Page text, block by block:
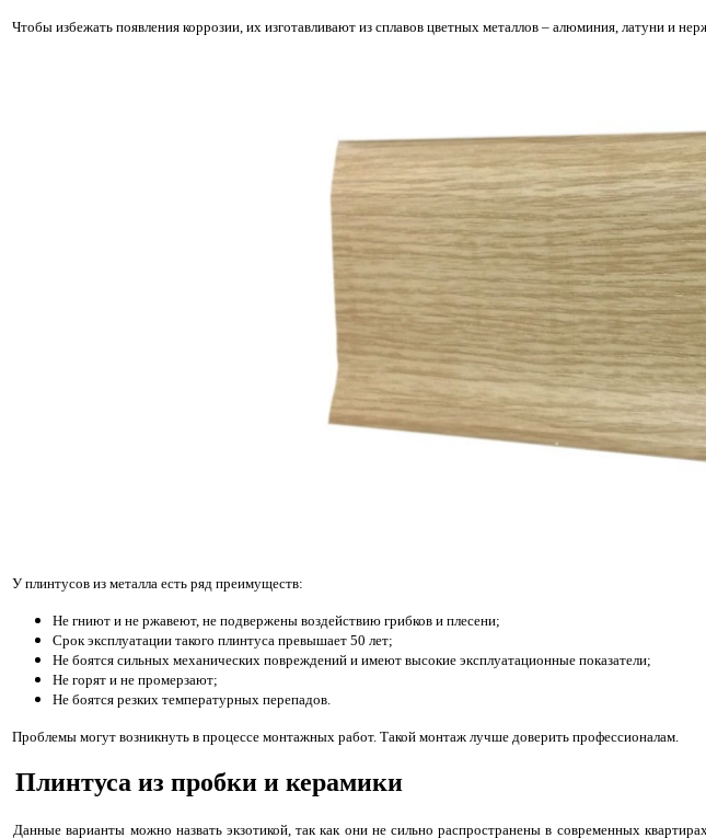
Чтобы избежать появления коррозии, их изготавливают из сплавов цветных металлов – алюминия, латуни и
У плинтусов из металла есть ряд преимуществ:
Не гниют и не ржавеют, не подвержены воздействию грибков и плесени;
Срок эксплуатации такого плинтуса превышает 50 лет;
Не боятся сильных механических повреждений и имеют высокие эксплуатационные показатели;
Не горят и не промерзают;
Не боятся резких температурных перепадов.
Проблемы могут возникнуть в процессе монтажных работ. Такой монтаж лучше доверить профессионалам.
Плинтуса из пробки и керамики
Данные варианты можно назвать экзотикой, так как они не сильно распространены в современных